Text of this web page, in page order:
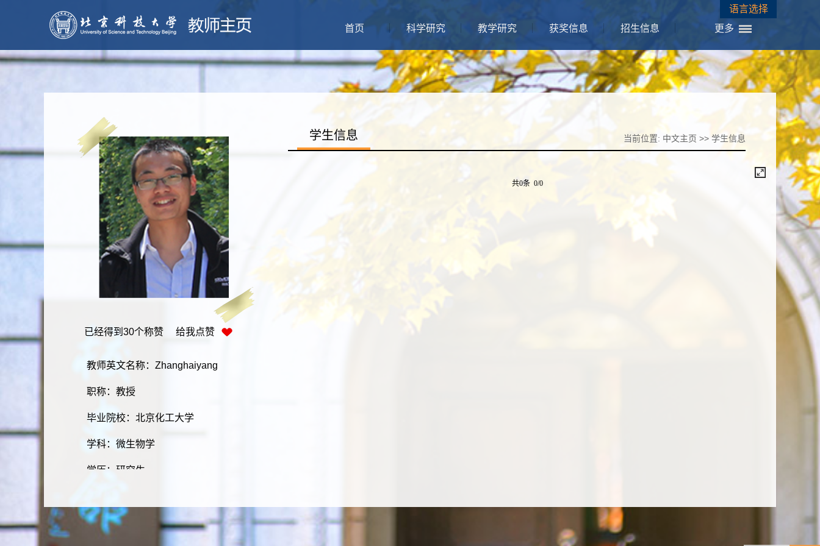
语言选择
首页
科学研究 教学研究 获奖信息 招生信息 更多
已经得到 30个称赞 给我点赞
教师英文名称：Zhanghaiyang
职称：教授
毕业院校：北京化工大学
学科：微生物学
学历：研究生
所在单位：化学与生物工程学院
学生信息 当前位置: 中文主页 >> 学生信息
共0条 0/0